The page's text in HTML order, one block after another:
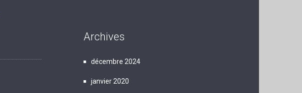
Archives
décembre 2024
janvier 2020